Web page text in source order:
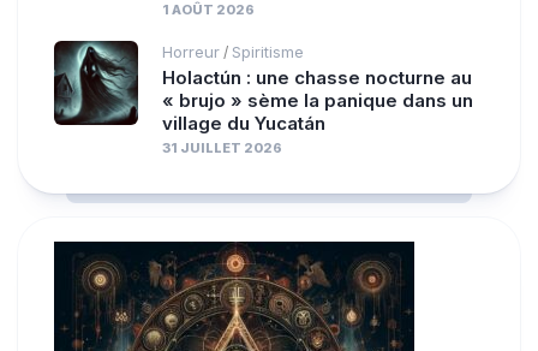
1 AOÛT 2026
Horreur / Spiritisme
Holactún : une chasse nocturne au
« brujo » sème la panique dans un
village du Yucatán
31 JUILLET 2026